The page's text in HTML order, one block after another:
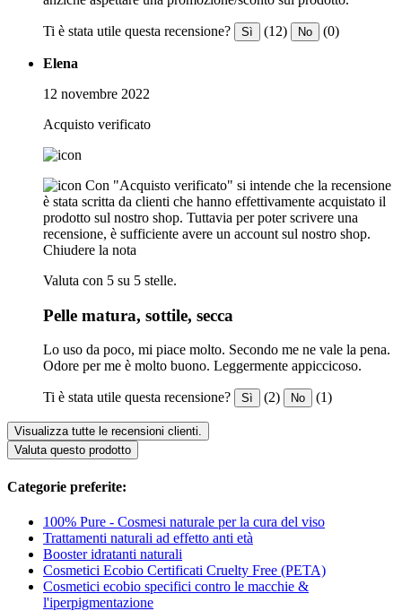
Ti è stata utile questa recensione? Sì (12) No (0)
Elena
12 novembre 2022
Acquisto verificato
Con "Acquisto verificato" si intende che la recensione
è stata scritta da clienti che hanno effettivamente acquistato il
prodotto sul nostro shop. Tuttavia per poter scrivere una
recensione, è sufficiente avere un account sul nostro shop.
Chiudere la nota
Valuta con 5 su 5 stelle.
Pelle matura, sottile, secca
Lo uso da poco, mi piace molto. Secondo me ne vale la pena.
Odore per me è molto buono. Leggermente appiccicoso.
Ti è stata utile questa recensione? Sì (2) No (1)
Visualizza tutte le recensioni clienti.
Valuta questo prodotto
Categorie preferite:
100% Pure - Cosmesi naturale per la cura del viso
Trattamenti naturali ad effetto anti età
Booster idratanti naturali
Cosmetici Ecobio Certificati Cruelty Free (PETA)
Cosmetici ecobio specifici contro le macchie &
l'iperpigmentazione